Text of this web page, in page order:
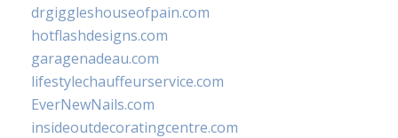
drgiggleshouseofpain.com
hotflashdesigns.com
garagenadeau.com
lifestylechauffeurservice.com
EverNewNails.com
insideoutdecoratingcentre.com